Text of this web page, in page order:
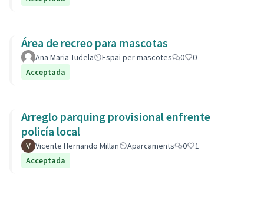
Área de recreo para mascotas
Ana Maria Tudela Espai per mascotes 0
0
Acceptada
Arreglo parquing provisional enfrente
policía local
Vicente Hernando Millan Aparcaments 0
1
Acceptada